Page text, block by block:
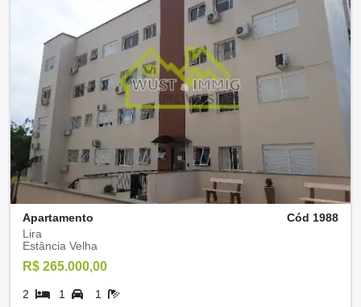
Apartamento
Cód 1988
Lira
Estância Velha
R$ 265.000,00
2 1 1